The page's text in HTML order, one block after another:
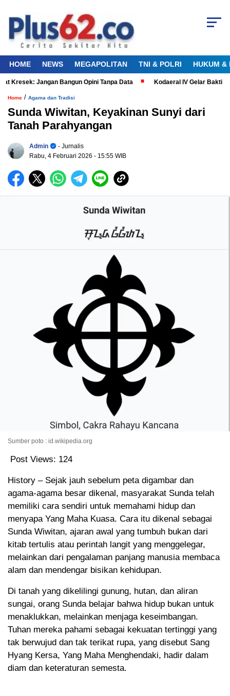
HOME NEWS MEGAPOLITAN TNI & POLRI HUKUM &
Jangan Bangun Opini Tanpa Data Kodaeral IV Gelar Bakti
Home / Agama dan Tradisi
Sunda Wiwitan, Keyakinan Sunyi dari
Tanah Parahyangan
Admin
- Jurnalis
Rabu, 4 Februari 2026 - 15:55 WIB
Sumber poto : id.wikipedia.org
Post Views: 124
History – Sejak jauh sebelum peta digambar dan
agama-agama besar dikenal, masyarakat Sunda telah
memiliki cara sendiri untuk memahami hidup dan
menyapa Yang Maha Kuasa. Cara itu dikenal sebagai
Sunda Wiwitan, ajaran awal yang tumbuh bukan dari
kitab tertulis atau perintah langit yang menggelegar,
melainkan dari pengalaman panjang manusia membaca
alam dan mendengar bisikan kehidupan.
Di tanah yang dikelilingi gunung, hutan, dan aliran
sungai, orang Sunda belajar bahwa hidup bukan untuk
menaklukkan, melainkan menjaga keseimbangan.
Tuhan mereka pahami sebagai kekuatan tertinggi yang
tak berwujud dan tak terikat rupa, yang disebut Sang
Hyang Kersa, Yang Maha Menghendaki, hadir dalam
diam dan keteraturan semesta.